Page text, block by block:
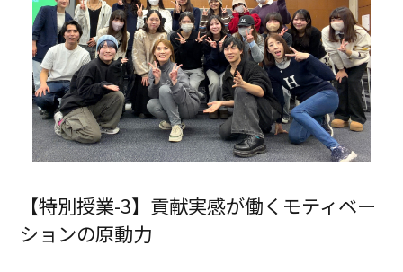
【特別授業-3】貢献実感が働くモティベー
ションの原動力